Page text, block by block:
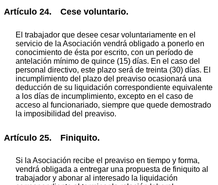
Artículo 24. Cese voluntario.
El trabajador que desee cesar voluntariamente en el
servicio de la Asociación vendrá obligado a ponerlo en
conocimiento de ésta por escrito, con un período de
antelación mínimo de quince (15) días. En el caso del
personal directivo, este plazo será de treinta (30) días. El
incumplimiento del plazo del preaviso ocasionará una
deducción de su liquidación correspondiente equivalente
a los días de incumplimiento, excepto en el caso de
acceso al funcionariado, siempre que quede demostrado
la imposibilidad del preaviso.
Artículo 25. Finiquito.
Si la Asociación recibe el preaviso en tiempo y forma,
vendrá obligada a entregar una propuesta de finiquito al
trabajador y abonar al interesado la liquidación